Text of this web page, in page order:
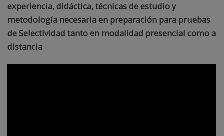
experiencia, didáctica, técnicas de estudio y
metodología necesaria en preparación para pruebas
de Selectividad tanto en modalidad presencial como a
distancia.